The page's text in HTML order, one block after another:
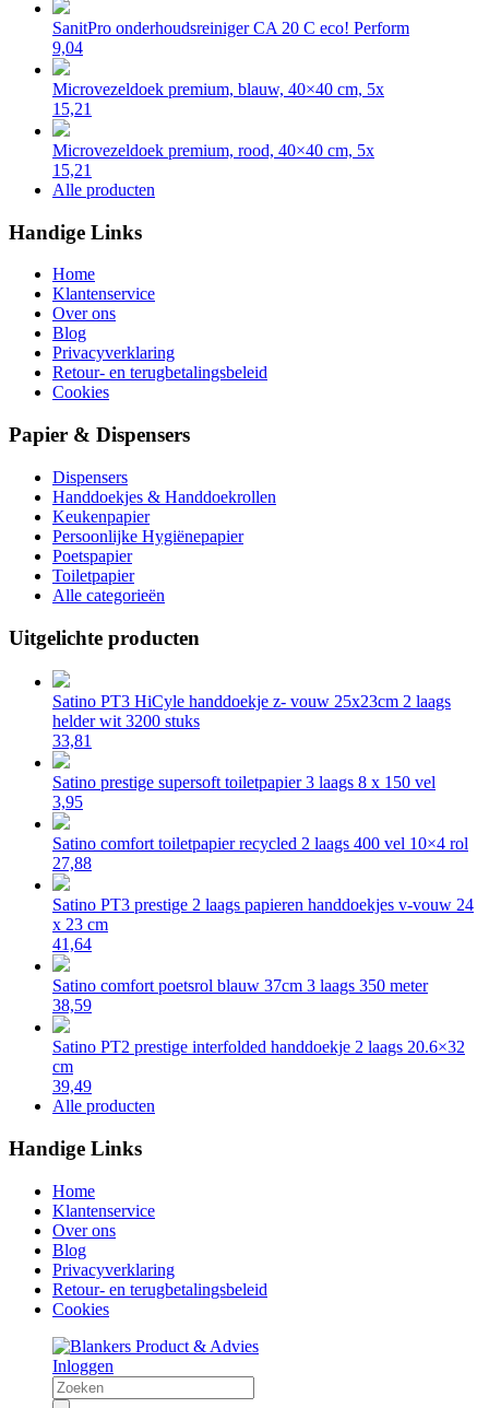
SanitPro onderhoudsreiniger CA 20 C eco! Perform
9,04
Microvezeldoek premium, blauw, 40×40 cm, 5x
15,21
Microvezeldoek premium, rood, 40×40 cm, 5x
15,21
Alle producten
Handige Links
Home
Klantenservice
Over ons
Blog
Privacyverklaring
Retour- en terugbetalingsbeleid
Cookies
Papier & Dispensers
Dispensers
Handdoekjes & Handdoekrollen
Keukenpapier
Persoonlijke Hygiënepapier
Poetspapier
Toiletpapier
Alle categorieën
Uitgelichte producten
Satino PT3 HiCyle handdoekje z- vouw 25x23cm 2 laags
helder wit 3200 stuks
33,81
Satino prestige supersoft toiletpapier 3 laags 8 x 150 vel
3,95
Satino comfort toiletpapier recycled 2 laags 400 vel 10×4 rol
27,88
Satino PT3 prestige 2 laags papieren handdoekjes v-vouw 24
x 23 cm
41,64
Satino comfort poetsrol blauw 37cm 3 laags 350 meter
38,59
Satino PT2 prestige interfolded handdoekje 2 laags 20.6×32
cm
39,49
Alle producten
Handige Links
Home
Klantenservice
Over ons
Blog
Privacyverklaring
Retour- en terugbetalingsbeleid
Cookies
Inloggen